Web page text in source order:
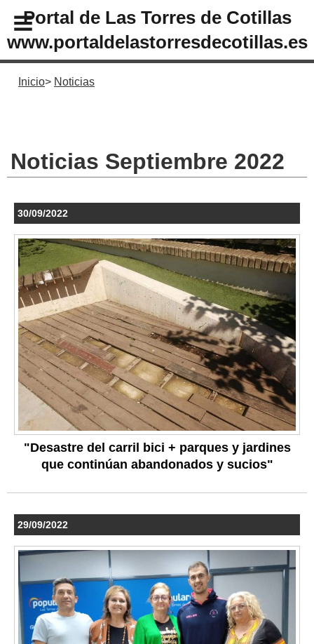
Portal de Las Torres de Cotillas
www.portaldelastorresdecotillas.es
Inicio Noticias
Noticias Septiembre 2022
30/09/2022
"Desastre del carril bici + parques y jardines
que continúan abandonados y sucios"
29/09/2022